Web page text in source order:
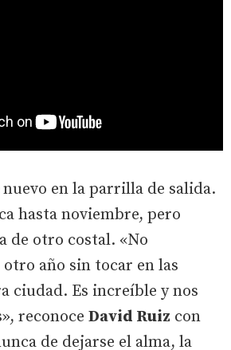
en la parrilla de salida.
hasta noviembre, pero
de otro costal. «No
año sin tocar en las
ciudad. Es increíble y nos
reconoce David Ruiz con
de dejarse el alma, la